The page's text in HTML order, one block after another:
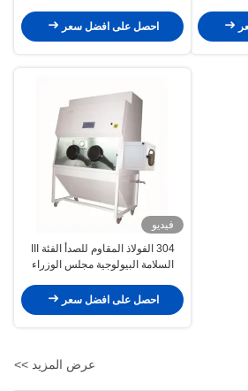
احصل على افضل سعر
فيديو
304 الفولاذ المقاوم للصدأ الفئة III
السلامة البيولوجية مجلس الوزراء
احصل على افضل سعر
عرض المزيد >>